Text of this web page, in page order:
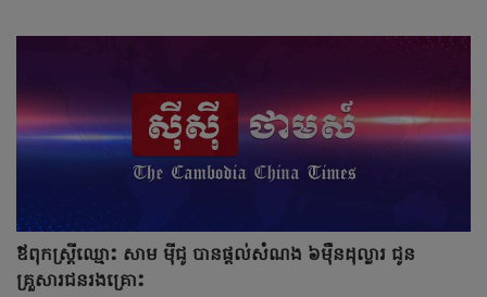
ឪពុកស្រ្តីឈ្មោះ សាម ម៉ីជូ បានផ្តល់សំណង ៦ម៉ឺនដុល្លារ ជូន
គ្រួសារជនរងគ្រោះ